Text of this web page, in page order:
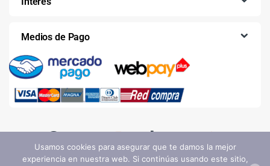
Medios de Pago
Usamos cookies para asegurar que te damos la mejor
experiencia en nuestra web. Si continúas usando este sitio,